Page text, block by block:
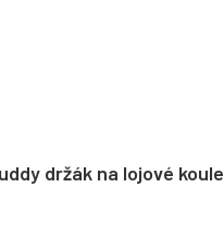
držák na lojové koule